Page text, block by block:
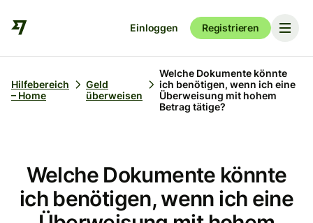
Einloggen Registrieren
Hilfebereich
– Home
Geld
überweisen
Welche Dokumente könnte
ich benötigen, wenn ich eine
Überweisung mit hohem
Betrag tätige?
Welche Dokumente könnte
ich benötigen, wenn ich eine